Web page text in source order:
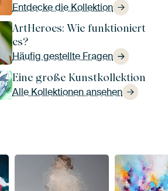
Entdecke die Kollektion
ArtHeroes: Wie funktioniert
es?
Häufig gestellte Fragen
Eine große Kunstkollektion
Alle Kollektionen ansehen